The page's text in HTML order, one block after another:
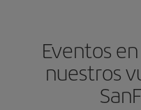
Eventos
nuestros